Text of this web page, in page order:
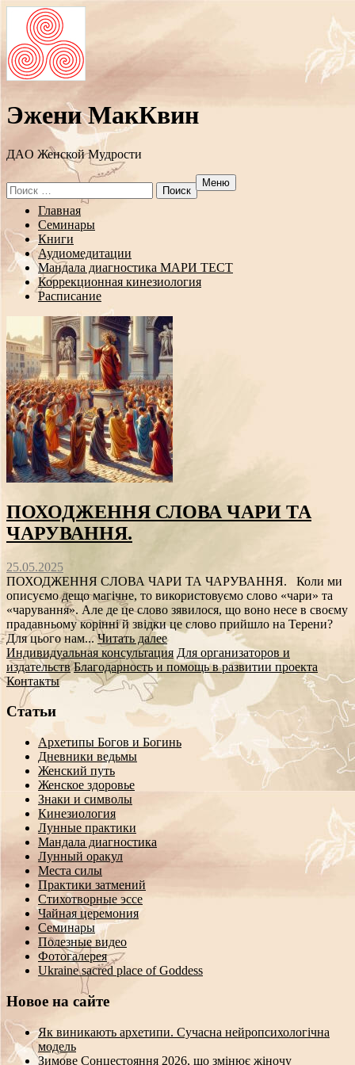
Эжени МакКвин
ДAO Женской Мудрости
Search
for:
Меню
Перейти
содержанию
Главная
Семинары
Книги
Аудиомедитации
Мандала диагностика МАРИ ТЕСТ
Коррекционная кинезиология
Расписание
ПОХОДЖЕННЯ СЛОВА ЧАРИ ТА
ЧАРУВАННЯ.
25.05.2025
ПОХОДЖЕННЯ СЛОВА ЧАРИ ТА ЧАРУВАННЯ. Коли ми
описуємо дещо магічне, то використовуємо слово «чари» та
«чарування». Але де це слово зявилося, що воно несе в своєму
прадавньому корінні й звідки це слово прийшло на Терени?
Для цього нам...Читать далее
Индивидуальная консультация Для организаторов и
издательств Благодарность и помощь в развитии проекта
Контакты
Статьи
Архетипы Богов и Богинь
Дневники ведьмы
Женский путь
Женское здоровье
Знаки и символы
Кинезиология
Лунные практики
Мандала диагностика
Лунный оракул
Места силы
Практики затмений
Стихотворные эссе
Чайная церемония
Семинары
Полезные видео
Фотогалерея
Ukraine sacred place of Goddess
Новое на сайте
Як виникають архетипи. Сучасна нейропсихологічна
модель
Зимове Сонцестояння 2026, що змінює жіночу